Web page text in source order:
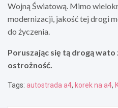
Wojną Światową. Mimo
modernizacji, jakość tej drogi
do życzenia.
Poruszając się tą drogą wato
ostrożność.
Tags: autostrada a4, korek na a4,